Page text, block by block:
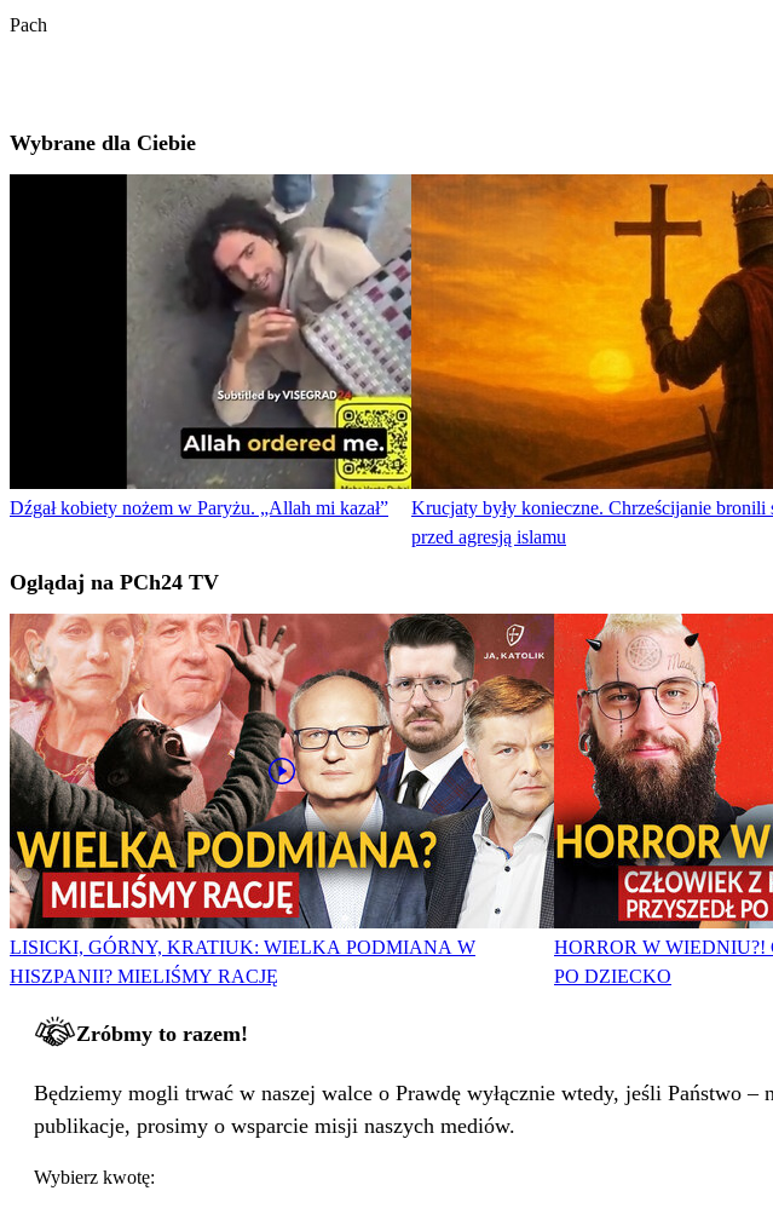
Pach
Wybrane dla Ciebie
Dźgał kobiety nożem w Paryżu. „Allah mi kazał”
Krucjaty były konieczne. Chrześcijanie bronili
przed agresją islamu
Oglądaj na PCh24 TV
LISICKI, GÓRNY, KRATIUK: WIELKA PODMIANA W
HISZPANII? MIELIŚMY RACJĘ
HORROR W
PO DZIECKO
Zróbmy to razem!
Będziemy mogli trwać w naszej walce o Prawdę wyłącznie wtedy, jeśli Państwo
publikacje, prosimy o wsparcie misji naszych mediów.
Wybierz kwotę: